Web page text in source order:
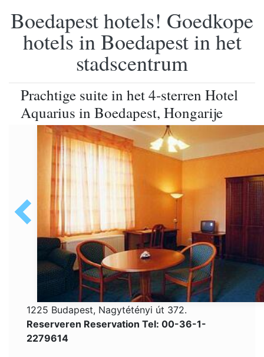
Boedapest hotels! Goedkope
hotels in Boedapest in het
stadscentrum
Prachtige suite in het 4-sterren Hotel
Aquarius in Boedapest, Hongarije
1225 Budapest, Nagytétényi út 372.
Reserveren Reservation Tel: 00-36-1-
2279614